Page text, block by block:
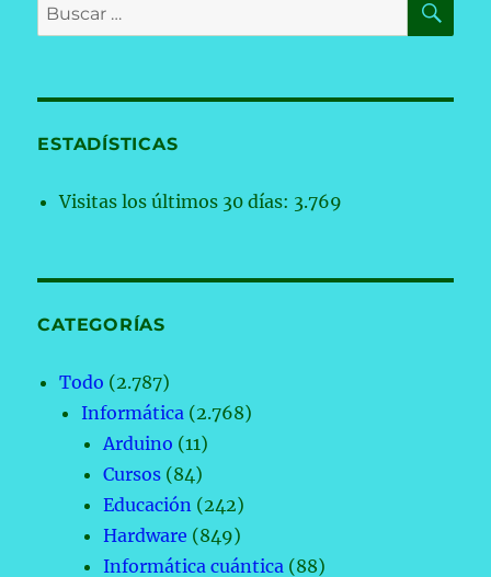
Buscar
por:
ESTADÍSTICAS
Visitas los últimos 30 días: 3.769
CATEGORÍAS
Todo (2.787)
Informática (2.768)
Arduino (11)
Cursos (84)
Educación (242)
Hardware (849)
Informática cuántica (88)